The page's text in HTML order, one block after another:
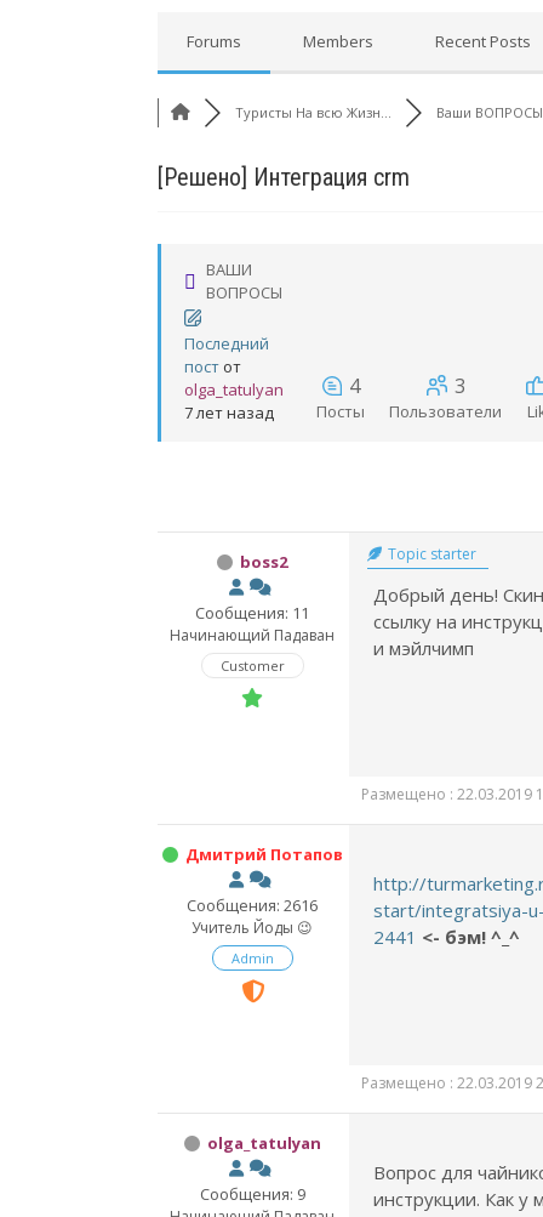
Forums Members Recent Posts
Туристы На всю Жизн... Ваши ВОПРОСЫ
[Решено] Интеграция crm
ВАШИ
ВОПРОСЫ
Последний
пост от
olga_tatulyan
7 лет назад
4
Посты
3
Пользователи
boss2
Сообщения: 11
Начинающий Падаван
Customer
Topic starter
Добрый день!
ссылку на
и мэйлчимп
Размещено : 22.03.2019
Дмитрий Потапов
Сообщения: 2616
Учитель Йоды 😉
Admin
http://
start/integratsiya-
2441 <- бэм! ^_^
Размещено : 22.03.2019
olga_tatulyan
Сообщения: 9
Вопрос для
инструкции. Как у